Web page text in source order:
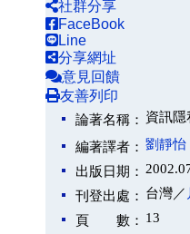
社群分享
FaceBook
Line
分享網址
意見回饋
友善列印
論著名稱： 資訊
編著譯者： 劉靜怡
出版日期：
刊登出處： 台灣／
頁 數： 13